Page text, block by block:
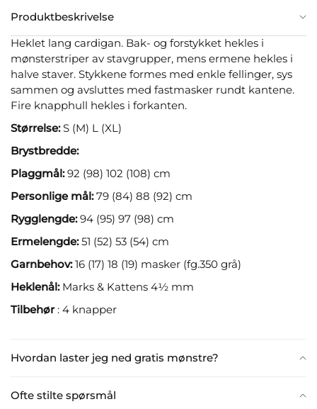
Produktbeskrivelse
Hvordan laster jeg ned gratis mønstre?
Ofte stilte spørsmål
Heklet lang cardigan. Bak- og forstykket hekles i
mønsterstriper av stavgrupper, mens ermene hekles i
halve staver. Stykkene formes med enkle fellinger, sys
sammen og avsluttes med fastmasker rundt kantene.
Fire knapphull hekles i forkanten.
Størrelse:S (M) L (XL)
Brystbredde:
Plaggmål:92 (98) 102 (108) cm
Personlige mål:79 (84) 88 (92) cm
Rygglengde:94 (95) 97 (98) cm
Ermelengde:51 (52) 53 (54) cm
Garnbehov:16 (17) 18 (19) masker (fg.350 grå)
Heklenål:Marks & Kattens 4½ mm
Tilbehør: 4 knapper